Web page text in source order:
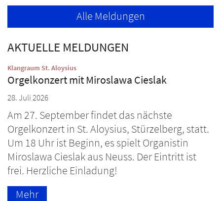
Alle Meldungen
AKTUELLE MELDUNGEN
Klangraum St. Aloysius:
Orgelkonzert mit Miroslawa Cieslak
28. Juli 2026
Am 27. September findet das nächste
Orgelkonzert in St. Aloysius, Stürzelberg, statt.
Um 18 Uhr ist Beginn, es spielt Organistin
Miroslawa Cieslak aus Neuss. Der Eintritt ist
frei. Herzliche Einladung!
Mehr